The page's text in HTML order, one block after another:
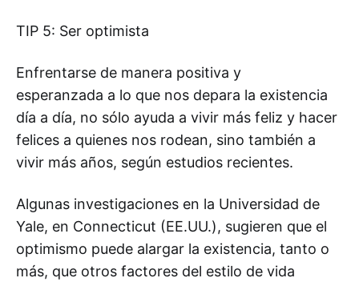
TIP 5: Ser optimista
Enfrentarse de manera positiva y
esperanzada a lo que nos depara la existencia
día a día, no sólo ayuda a vivir más feliz y hacer
felices a quienes nos rodean, sino también a
vivir más años, según estudios recientes.
Algunas investigaciones en la Universidad de
Yale, en Connecticut (EE.UU.), sugieren que el
optimismo puede alargar la existencia, tanto o
más, que otros factores del estilo de vida